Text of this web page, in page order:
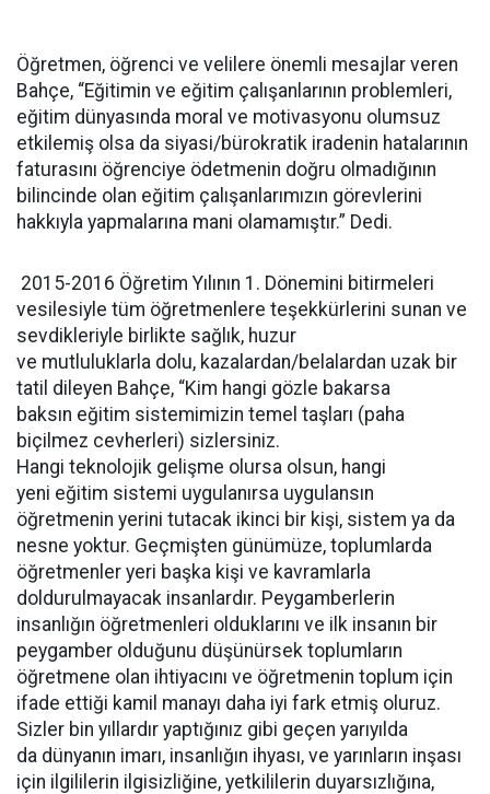
Öğretmen, öğrenci ve velilere önemli mesajlar veren
Bahçe, “Eğitimin ve eğitim çalışanlarının problemleri,
eğitim dünyasında moral ve motivasyonu olumsuz
etkilemiş olsa da siyasi/bürokratik iradenin hatalarının
faturasını öğrenciye ödetmenin doğru olmadığının
bilincinde olan eğitim çalışanlarımızın görevlerini
hakkıyla yapmalarına mani olamamıştır.” Dedi.
2015-2016 Öğretim Yılının 1. Dönemini bitirmeleri
vesilesiyle tüm öğretmenlere teşekkürlerini sunan ve
sevdikleriyle birlikte sağlık, huzur
ve mutluluklarla dolu, kazalardan/belalardan uzak bir
tatil dileyen Bahçe, “Kim hangi gözle bakarsa
baksın eğitim sistemimizin temel taşları (paha
biçilmez cevherleri) sizlersiniz.
Hangi teknolojik gelişme olursa olsun, hangi
yeni eğitim sistemi uygulanırsa uygulansın
öğretmenin yerini tutacak ikinci bir kişi, sistem ya da
nesne yoktur. Geçmişten günümüze, toplumlarda
öğretmenler yeri başka kişi ve kavramlarla
doldurulmayacak insanlardır. Peygamberlerin
insanlığın öğretmenleri olduklarını ve ilk insanın bir
peygamber olduğunu düşünürsek toplumların
öğretmene olan ihtiyacını ve öğretmenin toplum için
ifade ettiği kamil manayı daha iyi fark etmiş oluruz.
Sizler bin yıllardır yaptığınız gibi geçen yarıyılda
da dünyanın imarı, insanlığın ihyası, ve yarınların inşası
için ilgililerin ilgisizliğine, yetkililerin duyarsızlığına,